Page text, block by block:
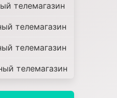
телемагазин
телемагазин
телемагазин
телемагазин